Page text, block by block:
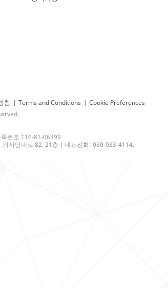
침 | Terms and Conditions | Cookie Preferences
번호 116-81-06399
의사당대로 82, 21층 | 대표전화: 080-033-4114.